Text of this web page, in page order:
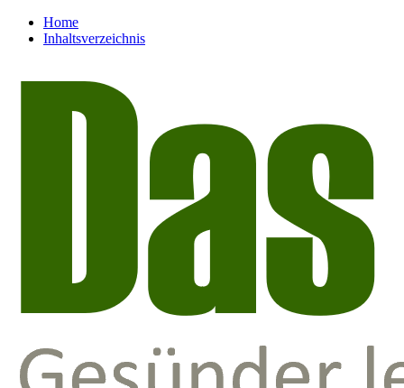
Home
Inhaltsverzeichnis